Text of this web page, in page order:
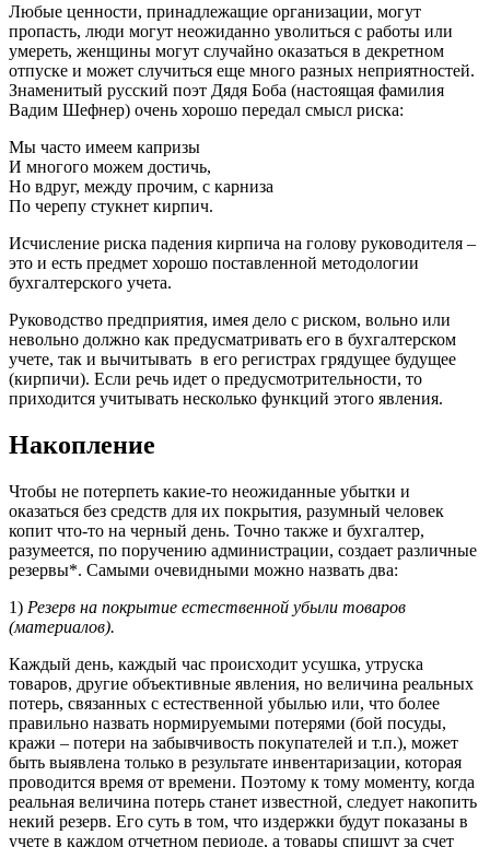
Любые ценности, принадлежащие организации, могут
пропасть, люди могут неожиданно уволиться с работы или
умереть, женщины могут случайно оказаться в декретном
отпуске и может случиться еще много разных неприятностей.
Знаменитый русский поэт Дядя Боба (настоящая фамилия
Вадим Шефнер) очень хорошо передал смысл риска:
Мы часто имеем капризы
И многого можем достичь,
Но вдруг, между прочим, с карниза
По черепу стукнет кирпич.
Исчисление риска падения кирпича на голову руководителя –
это и есть предмет хорошо поставленной методологии
бухгалтерского учета.
Руководство предприятия, имея дело с риском, вольно или
невольно должно как предусматривать его в бухгалтерском
учете, так и вычитывать в его регистрах грядущее будущее
(кирпичи). Если речь идет о предусмотрительности, то
приходится учитывать несколько функций этого явления.
Накопление
Чтобы не потерпеть какие-то неожиданные убытки и
оказаться без средств для их покрытия, разумный человек
копит что-то на черный день. Точно также и бухгалтер,
разумеется, по поручению администрации, создает различные
резервы*. Самыми очевидными можно назвать два:
1) Резерв на покрытие естественной убыли товаров
(материалов).
Каждый день, каждый час происходит усушка, утруска
товаров, другие объективные явления, но величина реальных
потерь, связанных с естественной убылью или, что более
правильно назвать нормируемыми потерями (бой посуды,
кражи – потери на забывчивость покупателей и т.п.), может
быть выявлена только в результате инвентаризации, которая
проводится время от времени. Поэтому к тому моменту, когда
реальная величина потерь станет известной, следует накопить
некий резерв. Его суть в том, что издержки будут показаны в
учете в каждом отчетном периоде, а товары спишут за счет